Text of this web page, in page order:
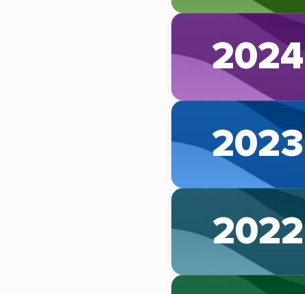
2024
2023
2022